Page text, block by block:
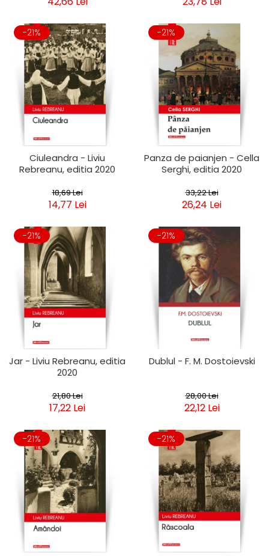
-21%
Ciuleandra - Liviu
Rebreanu, editia 2020
18,69 Lei
14,77 Lei
-21%
Panza de paianjen - Cella
Serghi, editia 2020
33,22 Lei
26,24 Lei
-21%
Jar - Liviu Rebreanu, editia
2020
21,80 Lei
17,22 Lei
-21%
Dublul - F. M. Dostoievski
28,00 Lei
22,12 Lei
-21% -21%